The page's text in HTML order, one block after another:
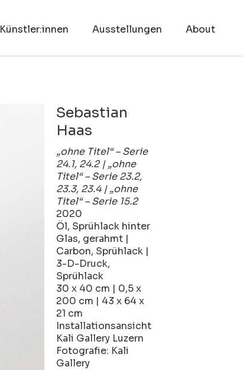
Künstler:innen Ausstellungen About
Sebastian
Haas
„ohne Titel“ – Serie
24.1, 24.2 | „ohne
Titel“ – Serie 23.2,
23.3, 23.4 | „ohne
Titel“ – Serie 15.2
2020
Öl, Sprühlack hinter
Glas, gerahmt |
Carbon, Sprühlack |
3-D-Druck,
Sprühlack
30 x 40 cm | 0,5 x
200 cm | 43 x 64 x
21 cm
Installationsansicht
Kali Gallery Luzern
Fotografie: Kali
Gallery